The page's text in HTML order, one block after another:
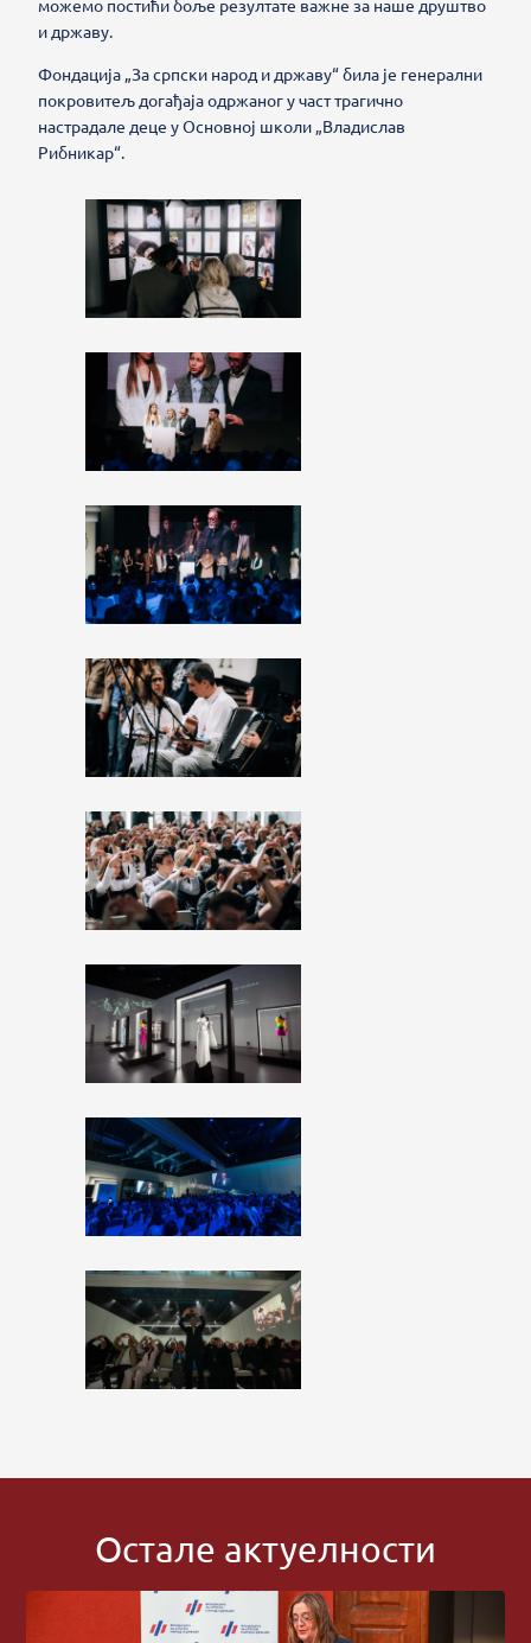
можемо постићи боље резултате важне за наше друштво
и државу.
Фондација „За српски народ и државу“ била је генерални
покровитељ догађаја одржаног у част трагично
настрадале деце у Основној школи „Владислав
Рибникар“.
Остале актуелности